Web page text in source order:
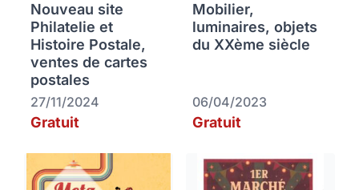
Nouveau site
Philatelie et
Histoire Postale,
ventes de cartes
postales
27/11/2024
Gratuit
Mobilier,
luminaires, objets
du XXème siècle
06/04/2023
Gratuit